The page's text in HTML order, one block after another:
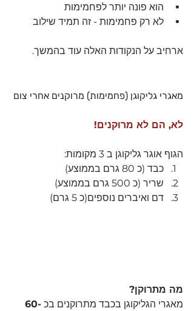
הוא פונה יותר לפחמימות
לא רק פחמימות - זה תמיד שילוב
ארחיב על הנקודות האלה עוד בהמשך.
מאגרי גליקוגן (פחמימות) מרוקנים אחרי צום
לא, הם לא מרוקנים!
הגוף אוגר גליקוגן ב 3 מקומות:
כבד (כ 80 גרם בממוצע)
שריר (כ 500 גרם בממוצע)
דם ואיברים נוספים(כ 5 גרם)
מה מתרוקן?
מאגרי הגליקוגן בכבד מתרוקנים בכ 60-